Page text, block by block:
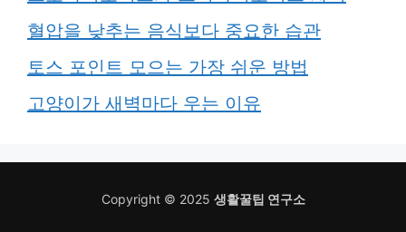
혈압을 낮추는 음식보다 중요한 습관
토스 포인트 모으는 가장 쉬운 방법
고양이가 새벽마다 우는 이유
Copyright © 2025 생활꿀팁 연구소